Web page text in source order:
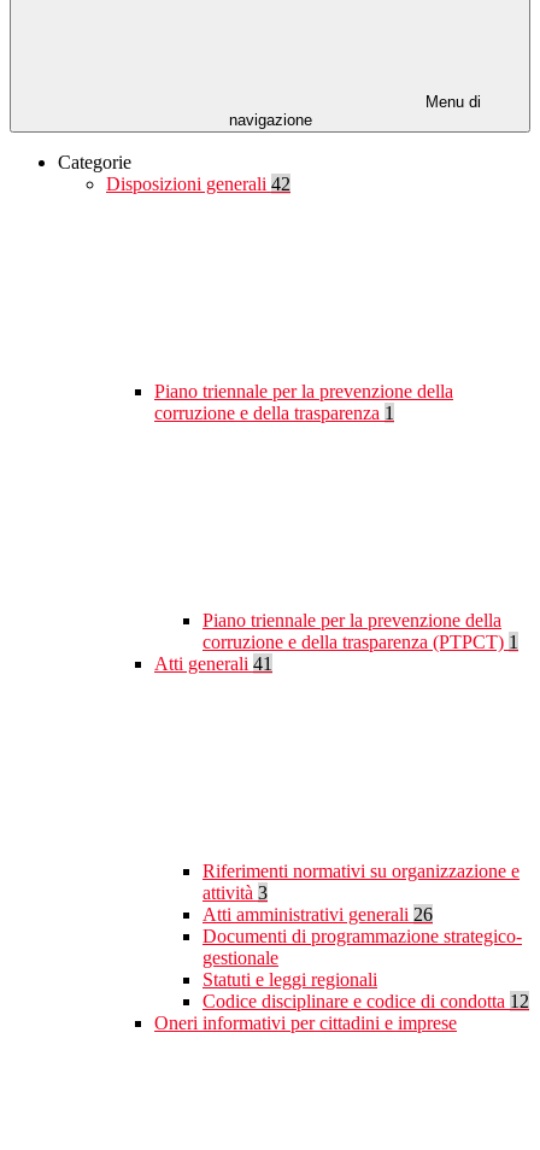
Menu di
navigazione
Categorie
Disposizioni generali 42
Piano triennale per la prevenzione della
corruzione e della trasparenza 1
Piano triennale per la prevenzione della
corruzione e della trasparenza (PTPCT) 1
Atti generali 41
Riferimenti normativi su organizzazione e
attività 3
Atti amministrativi generali 26
Documenti di programmazione strategico-
gestionale
Statuti e leggi regionali
Codice disciplinare e codice di condotta 12
Oneri informativi per cittadini e imprese